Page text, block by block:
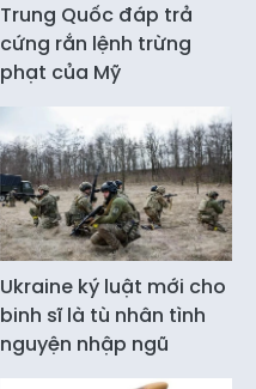
Trung Quốc đáp trả
cứng rắn lệnh trừng
phạt của Mỹ
Ukraine ký luật mới cho
binh sĩ là tù nhân tình
nguyện nhập ngũ